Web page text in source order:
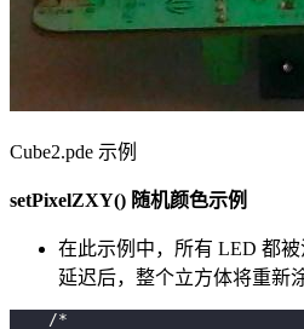
Cube2.pde 示例
setPixelZXY() 随机颜色示例
在此示例中，所有 LED 都
延迟后，整个立方体将重新
    /*